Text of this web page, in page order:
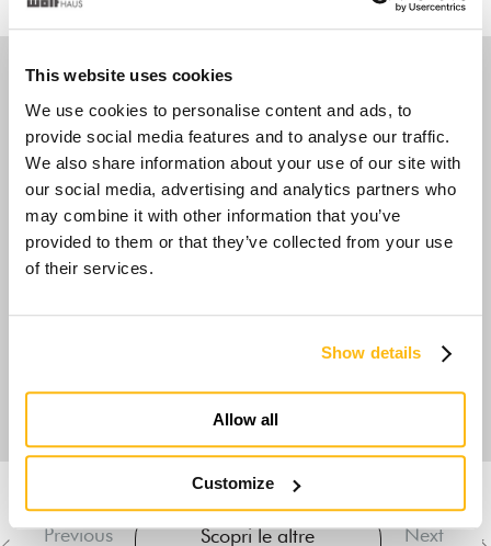
This website uses cookies
We use cookies to personalise content and ads, to
provide social media features and to analyse our traffic.
We also share information about your use of our site with
our social media, advertising and analytics partners who
may combine it with other information that you’ve
provided to them or that they’ve collected from your use
of their services.
Show details
Allow all
Customize
Media
Previous
Scopri le altre
Next